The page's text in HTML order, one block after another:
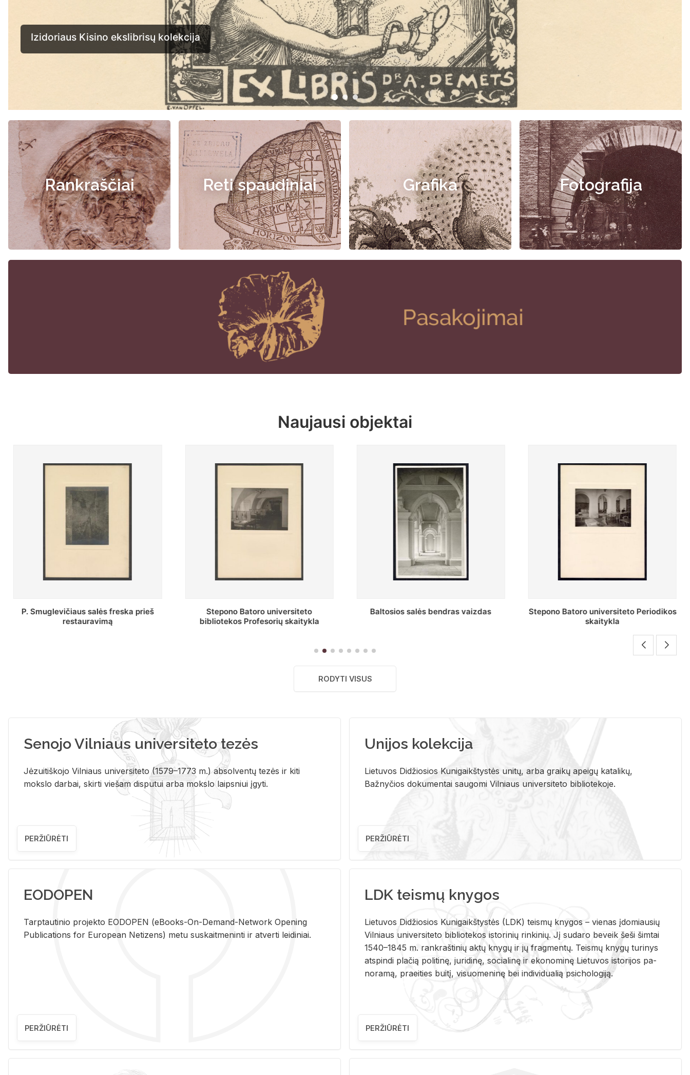
Rankraščiai Reti spaudiniai Grafika Fotografija
Naujausi objektai
Stepono Batoro universiteto
bibliotekos Profesorių skaitykla
Baltosios salės bendras vaizdas
Stepono Batoro universiteto Periodikos
Periodikos skaitykla Stepono Batoro
universiteto bibliotekoje
RODYTI VISUS
Senojo Vilniaus universiteto tezės
Jėzuitiškojo Vilniaus universiteto (1579–1773 m.) absolventų tezės ir kiti
mokslo darbai, skirti viešam disputui arba mokslo laipsniui įgyti.
PERŽIŪRĖTI
Unijos kolekcija
Lietuvos Didžiosios Kunigaikštystės unitų, arba graikų apeigų katalikų,
Bažnyčios dokumentai saugomi Vilniaus universiteto bibliotekoje.
PERŽIŪRĖTI
EODOPEN
Tarp­tau­ti­nio pro­jek­to EO­DO­PEN (eBo­oks-On-De­mand-Ne­twork Ope­ning
Pub­li­ca­tions for Eu­ro­pe­an Ne­ti­zens) metu su­skait­me­nin­ti ir at­ver­ti lei­di­niai.
PERŽIŪRĖTI
LDK teismų knygos
Lie­tu­vos Di­džio­sios Ku­ni­gaikš­tys­tės (LDK) teis­mų kny­gos – vie­nas įdo­miau­sių
Vil­niaus uni­ver­si­te­to bi­b­lio­te­kos is­to­ri­nių rin­ki­nių. Jį su­da­ro be­veik šeši šim­tai
1540–1845 m. rank­raš­ti­nių aktų kny­gų ir jų frag­men­tų. Teis­mų kny­gų tu­ri­nys
at­spin­di pla­čią po­li­ti­nę, ju­ri­di­nę, so­cia­li­nę ir eko­no­mi­nę Lie­tu­vos is­to­ri­jos pa­
no­ra­mą, pra­ei­ties bui­tį, vi­suo­me­ni­nę bei in­di­vi­dua­lią psi­cho­lo­gi­ją.
PERŽIŪRĖTI